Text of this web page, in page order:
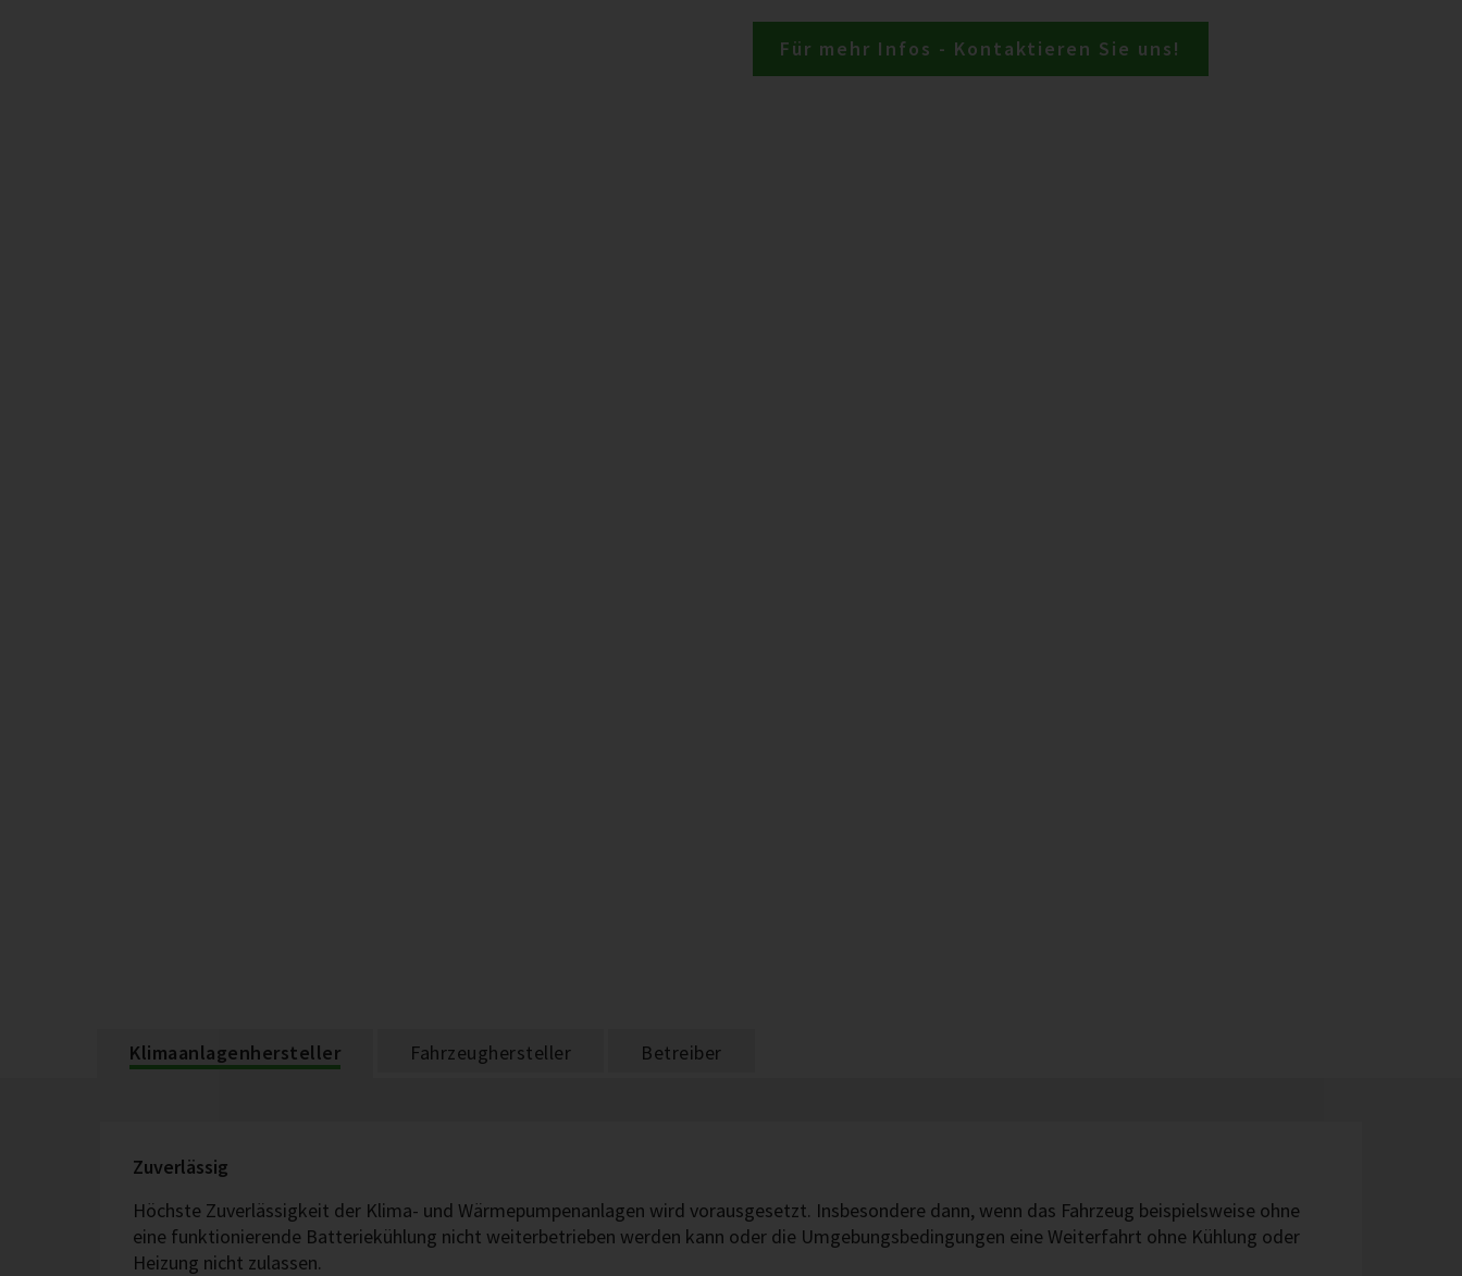
Für mehr Infos - Kontaktieren Sie uns!
Klimaanlagenhersteller Fahrzeughersteller Betreiber
Zuverlässig
Höchste Zuverlässigkeit der Klima- und Wärmepumpenanlagen wird vorausgesetzt. Insbesondere dann, wenn das Fahrzeug beispielsweise ohne
eine funktionierende Batteriekühlung nicht weiterbetrieben werden kann oder die Umgebungsbedingungen eine Weiterfahrt ohne Kühlung oder
Heizung nicht zulassen.